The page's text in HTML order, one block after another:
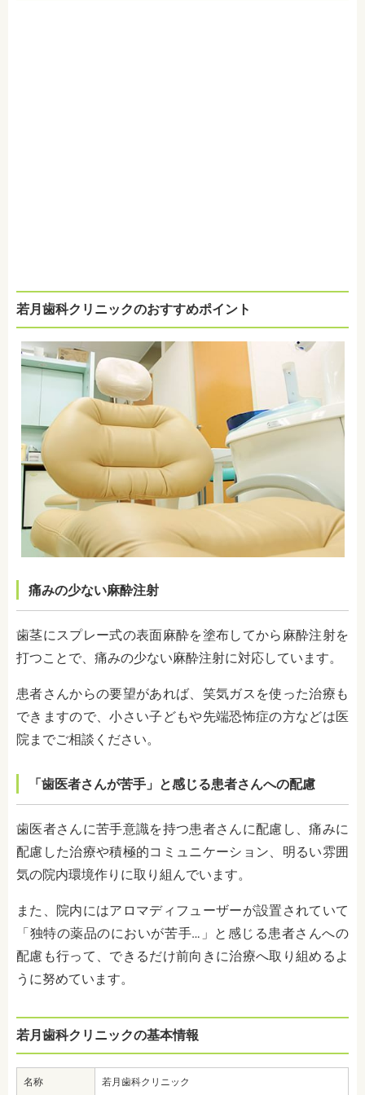
若月歯科クリニックのおすすめポイント
痛みの少ない麻酔注射
歯茎にスプレー式の表面麻酔を塗布してから麻酔注射を
打つことで、痛みの少ない麻酔注射に対応しています。
患者さんからの要望があれば、笑気ガスを使った治療も
できますので、小さい子どもや先端恐怖症の方などは医
院までご相談ください。
「歯医者さんが苦手」と感じる患者さんへの配慮
歯医者さんに苦手意識を持つ患者さんに配慮し、痛みに
配慮した治療や積極的コミュニケーション、明るい雰囲
気の院内環境作りに取り組んでいます。
また、院内にはアロマディフューザーが設置されていて
「独特の薬品のにおいが苦手…」と感じる患者さんへの
配慮も行って、できるだけ前向きに治療へ取り組めるよ
うに努めています。
若月歯科クリニックの基本情報
名称 若月歯科クリニック